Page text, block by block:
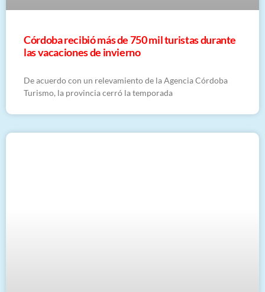
Córdoba recibió más de 750 mil turistas durante
las vacaciones de invierno
De acuerdo con un relevamiento de la Agencia Córdoba
Turismo, la provincia cerró la temporada